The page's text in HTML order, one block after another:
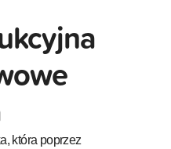
która poprzez